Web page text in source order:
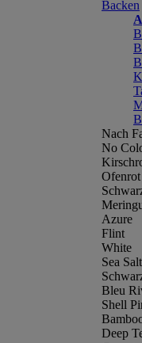
Backen
Nach
No
Ofenrot
Azure
Flint
White
Sea Salt
Bleu
Shell
Deep